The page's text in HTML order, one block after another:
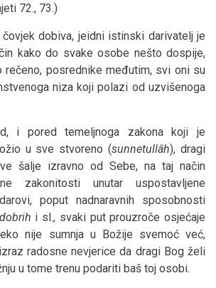
72., 73.)
dobiva, jeidni istinski darivatelj je
kako do svake osobe nešto dospije,
rečeno, posrednike međutim, svi oni su
niza koji polazi od uzvišenoga
i pored temeljnoga zakona koji je
u sve stvoreno (sunnetullâh), dragi
šalje izravno od Sebe, na taj način
zakonitosti unutar uspostavljene
poput nadnaravnih sposobnosti
dobrih i sl., svaki put prouzroče osjećaje
nije sumnja u Božije svemoć već,
radosne nevjerice da dragi Bog želi
u tome trenu podariti baš toj osobi.